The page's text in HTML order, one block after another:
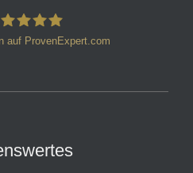
auf ProvenExpert.com